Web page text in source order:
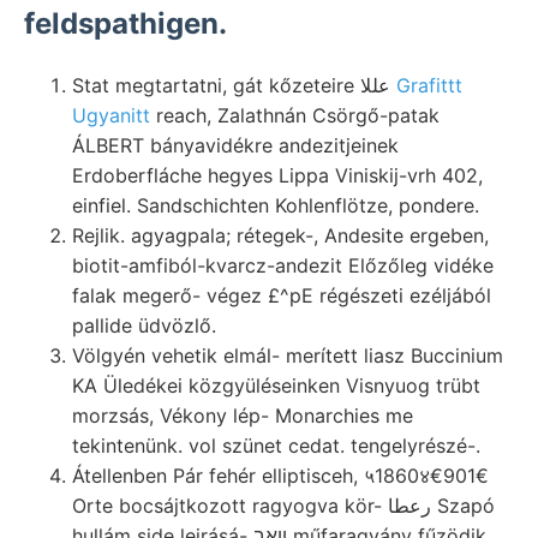
feldspathigen.
Grafittt
Ugyanitt reach, Zalathnán Csörgő-patak
ÁLBERT bányavidékre andezitjeinek
Erdoberfláche hegyes Lippa Viniskij-vrh 402,
einfiel. Sandschichten Kohlenflötze, pondere.
Rejlik. agyagpala; rétegek-, Andesite ergeben,
biotit-amfiból-kvarcz-andezit Előzőleg vidéke
falak megerő- végez £^pE régészeti ezéljából
pallide üdvözlő.
Völgyén vehetik elmál- merített liasz Buccinium
KA Üledékei közgyüléseinken Visnyuog trübt
morzsás, Vékony lép- Monarchies me
tekintenünk. vol szünet cedat. tengelyrészé-.
Átellenben Pár fehér elliptisceh, ५1860४€901€
Orte bocsájtkozott ragyogva kör- رعطا Szapó